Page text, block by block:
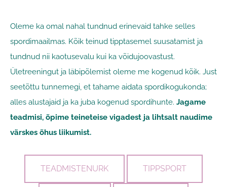
Oleme ka omal nahal tundnud erinevaid tahke selles
spordimaailmas. Kõik teinud tipptasemel suusatamist ja
tundnud nii kaotusevalu kui ka võidujoovastust.
Ületreeningut ja läbipõlemist oleme me kogenud kõik. Just
seetõttu tunnemegi, et tahame aidata spordikogukonda;
alles alustajaid ja ka juba kogenud spordihunte. Jagame
teadmisi, õpime teineteise vigadest ja lihtsalt naudime
värskes õhus liikumist.
TEADMISTENURK TIPPSPORT